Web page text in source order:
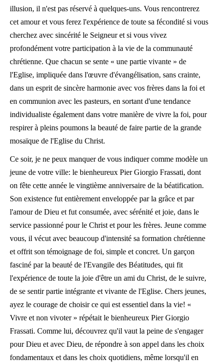
illusion, il n'est pas réservé à quelques-uns. Vous rencontrerez
cet amour et vous ferez l'expérience de toute sa fécondité si vous
cherchez avec sincérité le Seigneur et si vous vivez
profondément votre participation à la vie de la communauté
chrétienne. Que chacun se sente « une partie vivante » de
l'Eglise, impliquée dans l'œuvre d'évangélisation, sans crainte,
dans un esprit de sincère harmonie avec vos frères dans la foi et
en communion avec les pasteurs, en sortant d'une tendance
individualiste également dans votre manière de vivre la foi, pour
respirer à pleins poumons la beauté de faire partie de la grande
mosaïque de l'Eglise du Christ.
Ce soir, je ne peux manquer de vous indiquer comme modèle un
jeune de votre ville: le bienheureux Pier Giorgio Frassati, dont
on fête cette année le vingtième anniversaire de la béatification.
Son existence fut entièrement enveloppée par la grâce et par
l'amour de Dieu et fut consumée, avec sérénité et joie, dans le
service passionné pour le Christ et pour les frères. Jeune comme
vous, il vécut avec beaucoup d'intensité sa formation chrétienne
et offrit son témoignage de foi, simple et concret. Un garçon
fasciné par la beauté de l'Evangile des Béatitudes, qui fit
l'expérience de toute la joie d'être un ami du Christ, de le suivre,
de se sentir partie intégrante et vivante de l'Eglise. Chers jeunes,
ayez le courage de choisir ce qui est essentiel dans la vie! «
Vivre et non vivoter » répétait le bienheureux Pier Giorgio
Frassati. Comme lui, découvrez qu'il vaut la peine de s'engager
pour Dieu et avec Dieu, de répondre à son appel dans les choix
fondamentaux et dans les choix quotidiens, même lorsqu'il en